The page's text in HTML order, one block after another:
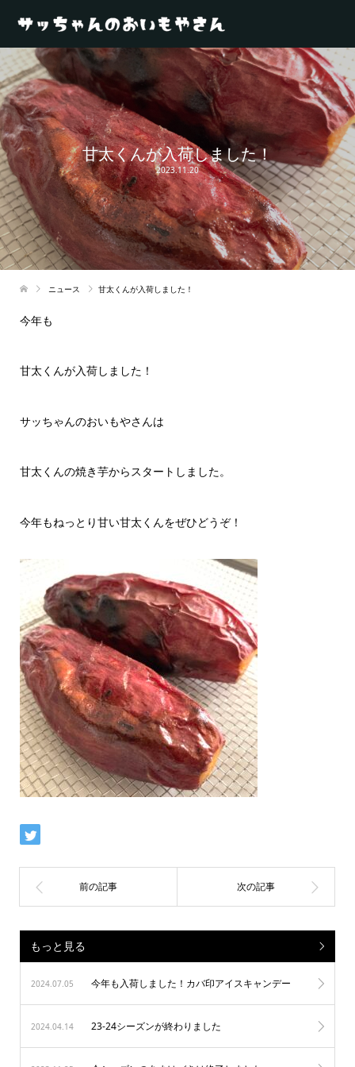
甘太くんが入荷しました！
2023.11.20
ニュース 甘太くんが入荷しました！
今年も
甘太くんが入荷しました！
サッちゃんのおいもやさんは
甘太くんの焼き芋からスタートしました。
今年もねっとり甘い甘太くんをぜひどうぞ！
もっと見る
2024.07.05 今年も入荷しました！カバ印アイスキャンデー
2024.04.14 23-24シーズンが終わりました